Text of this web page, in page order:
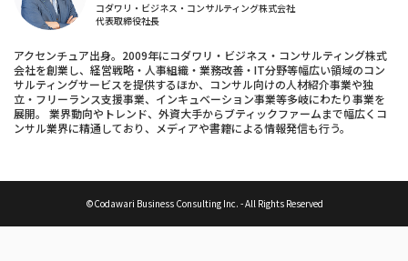
コダワリ・ビジネス・コンサルティング株式会社
代表取締役社長
アクセンチュア出身。2009年にコダワリ・ビジネス・コンサルティング株式
会社を創業し、経営戦略・人事組織・業務改善・IT分野等幅広い領域のコン
サルティングサービスを提供するほか、コンサル向けの人材紹介事業や独
立・フリーランス支援事業、インキュベーション事業等多岐にわたり事業を
展開。 業界動向やトレンド、外資大手からブティックファームまで幅広くコ
ンサル業界に精通しており、メディアや書籍による情報発信も行う。
©Codawari Business Consulting Inc. - All Rights Reserved